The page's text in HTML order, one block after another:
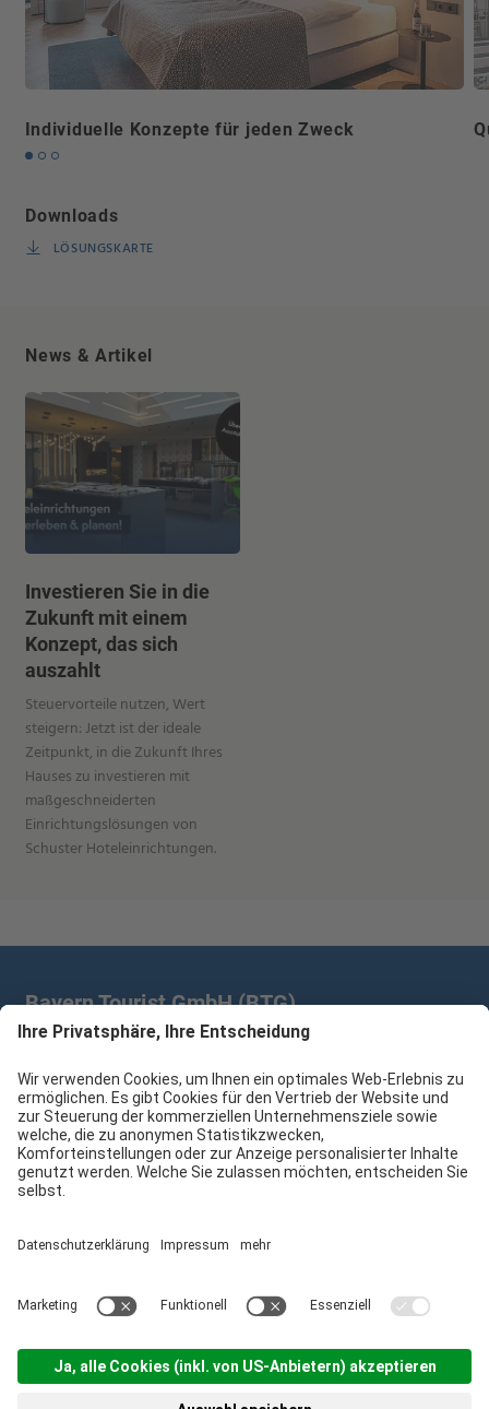
Individuelle Konzepte für jeden Zweck
Downloads
LÖSUNGSKARTE
News & Artikel
Investieren Sie in die
Zukunft mit einem
Konzept, das sich
auszahlt
Steuervorteile nutzen, Wert
steigern: Jetzt ist der ideale
Zeitpunkt, in die Zukunft Ihres
Hauses zu investieren mit
maßgeschneiderten
Einrichtungslösungen von
Schuster Hoteleinrichtungen.
Bayern Tourist GmbH (BTG)
Prinz-Ludwig-Palais | Türkenstr. 7 | 80333 München
+49 89/28 760 265
branchenpartner@btg-service.de
Bayern Tourist GmbH (BTG) Sitemap
Impressum
Datenschutzerklärung
Cookie-Einstellungen produced by